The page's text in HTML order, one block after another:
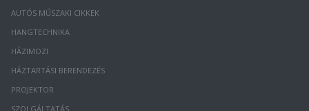
AUTÓS MŰSZAKI CIKKEK
HANGTECHNIKA
HÁZIMOZI
HÁZTARTÁSI BERENDEZÉS
PROJEKTOR
SZOLGÁLTATÁS